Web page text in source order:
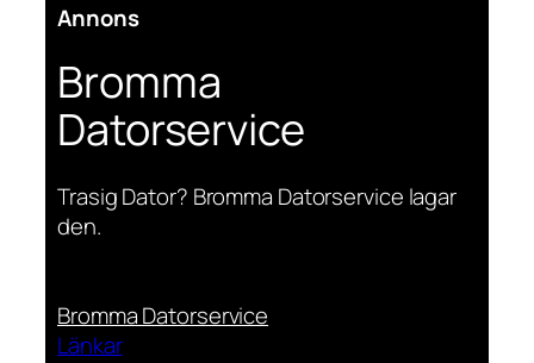
Annons
Bromma
Datorservice
Trasig Dator? Bromma Datorservice lagar
den.
Bromma Datorservice
Länkar